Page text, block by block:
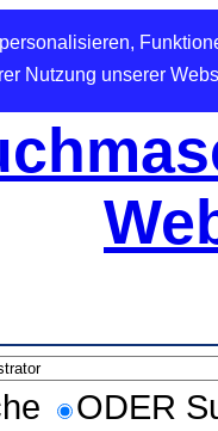
Nutzung unserer
ODER